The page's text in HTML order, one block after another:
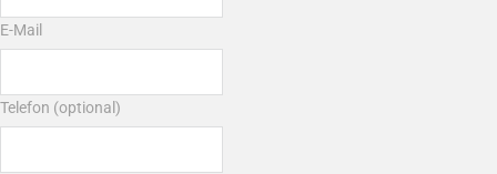
E-Mail
Telefon (optional)